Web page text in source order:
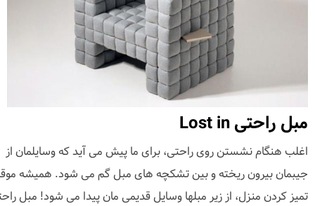
مبل راحتی Lost in
اغلب هنگام نشستن روی راحتی، برای ما پیش می آید که وسایلمان از
جیبمان بیرون ریخته و بین تشکچه های مبل گم می شود. همیشه
تمیز کردن منزل، از زیر مبلها وسایل قدیمی مان پیدا می شود! مبل